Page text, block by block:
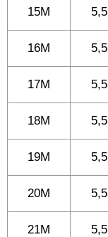
15M 5,5
16M 5,5
17M 5,5
18M 5,5
19M 5,5
20M 5,5
21M 5,5